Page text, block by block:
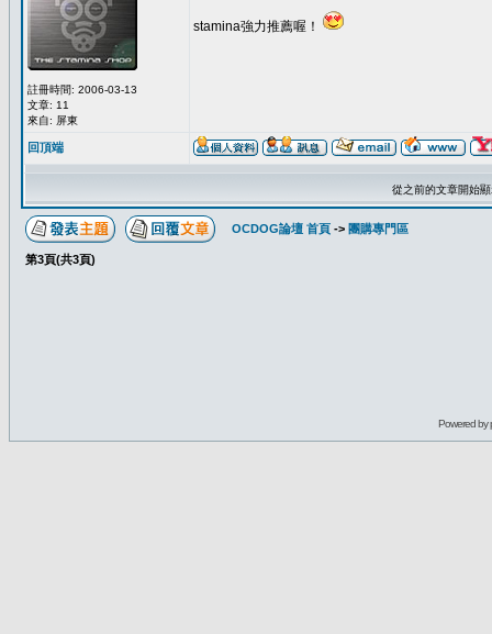
註冊時間: 2006-03-13
文章: 11
來自: 屏東
stamina強力推薦喔！
回頂端
從之前的文章開始
OCDOG論壇 首頁 -> 團購專門區
第3頁(共3頁)
Powered by